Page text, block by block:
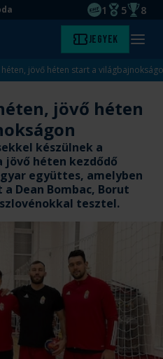
EHF
1
Magyar
5 8
Jegyek Menü
héten, jövő héten start a
jövő héten
készülnek a
héten kezdődő
együttes, amelyben
Dean Bombac, Borut
tesztel.